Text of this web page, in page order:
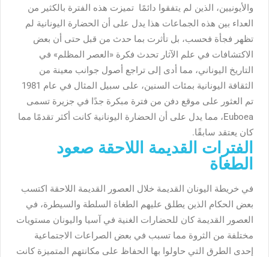
والأيونيين، الذين لم يتفقوا دائمًا تميزت هذه الفترة بالكثير من
العداء بين هذه الجماعات هذا يدل على أن الحضارة اليونانية لم
تظهر فجأة فحسب، بل تأثرت بما حدث من قبل حتى أن بعض
الاكتشافات في علم الآثار تحدث فكرة «العصر المظلم» في
التاريخ اليوناني، مما أدى إلى تراجع أصول جوانب معينة من
الثقافة اليونانية بمئات السنين، على سبيل المثال في عام 1981
تم العثور على موقع دفن من فترة مبكرة جدًا في جزيرة تسمى
Euboea، مما يدل على أن الحضارة اليونانية كانت أكثر تقدمًا مما
كان يعتقد سابقًا.
الفترات القديمة اللاحقة صعود
الطغاة
في خريطة اليونان القديمة خلال العصور القديمة اللاحقة اكتسب
بعض الحكام الذين يطلق عليهم الطغاة السلطة والسيطرة، في
العصور القديمة كان للحضارات الغنية في آسيا واليونان مستويات
مختلفة من الثروة مما تسبب في بعض الصراعات الاجتماعية
إحدى الطرق التي حاولوا بها الحفاظ على مكانتهم المتميزة كانت